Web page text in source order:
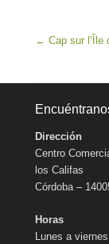
Navegación de
← Cap sur l’Île
Dirección
Centro
los Califas
Córdoba –
Horas
Lunes a